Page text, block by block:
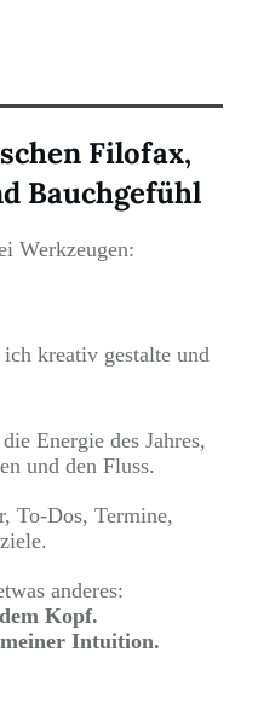
Filofax,
Bauchgefühl
Werkzeugen:
ich kreativ gestalte und
Energie des Jahres,
und den Fluss.
To-Dos, Termine,
anderes:
Kopf.
Intuition.